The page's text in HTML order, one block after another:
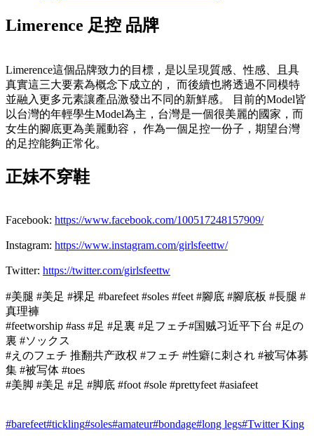
Limerence 足控 品牌
Limerence這個品牌致力的目標，是以呈現質感、性感、且具
真實這三大要素為概念下成立的， 而後續也將透過不同模特
並融入更多元素讓產品激發出不同的新鮮感。 目前的Model皆
以台灣的年輕學生Model為主，台灣是一個很美麗的國家，而
女生的腳底更為美麗動容， 作為一個足控一份子，期望台灣
的足控能夠正常化。
正妹不穿鞋
Facebook: https://www.facebook.com/100517248157909/
Instagram: https://www.instagram.com/girlsfeettw/
Twitter: https://twitter.com/girlsfeettw
#美腿 #美足 #裸足 #barefeet #soles #feet #腳底 #腳底板 #長腿 #
真理褲
#feetworship #ass #足 #足裏 #足フェチ#国贼习近平下台 #足の
裏 #ソックス
#えのフェチ 推翻共产政权 #フェチ #性癖に刺され #被写体募
集 #被写体 #toes
#美脚 #美足 #足 #脚底 #foot #sole #prettyfeet #asiafeet
#barefeet#tickling#soles#amateur#bondage#long legs#Twitter King